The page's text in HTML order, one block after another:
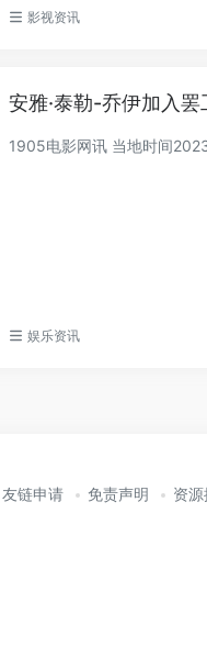
影视资讯
安雅·泰勒-乔伊加入
1905电影网讯 当地时间
娱乐资讯
友链申请 免责声明 资